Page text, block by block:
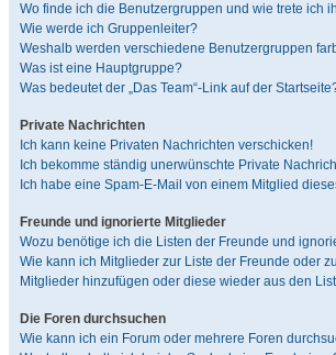
Wo finde ich die Benutzergruppen und wie trete ich
Wie werde ich Gruppenleiter?
Weshalb werden verschiedene Benutzergruppen
Was ist eine Hauptgruppe?
Was bedeutet der „Das Team“-Link auf der
Private Nachrichten
Ich kann keine Privaten Nachrichten verschicken!
Ich bekomme ständig unerwünschte Private
Ich habe eine Spam-E-Mail von einem Mitglied
Freunde und ignorierte Mitglieder
Wozu benötige ich die Listen der Freunde und
Wie kann ich Mitglieder zur Liste der Freunde oder
Mitglieder hinzufügen oder diese wieder aus den
Die Foren durchsuchen
Wie kann ich ein Forum oder mehrere Foren